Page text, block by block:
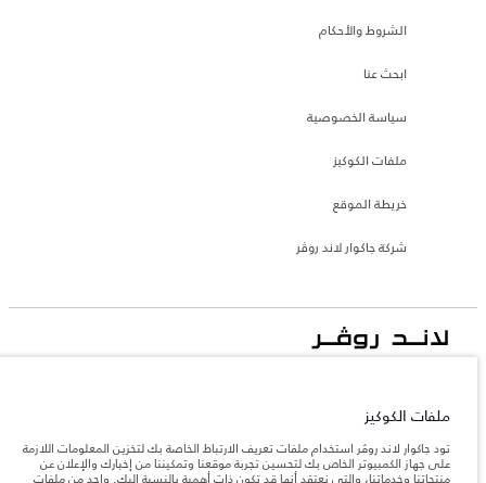
الشروط والأحكام
ابحث عنا
سياسة الخصوصية
ملفات الكوكيز
خريطة الموقع
شركة جاكوار لاند روڤر
العناصر المثبتة بعد نقطة التصنيع في الحمولة. تأكد من عدم تجاوز الوزن الإجمالي للسيارة
والحد الأقصى لأحمال المحور عند تحميل السيارة بالإكسسوارات والركاب والسوائل والوقود
والحمولة.
ملفات الكوكيز
تود جاكوار لاند روڤر استخدام ملفات تعريف الارتباط الخاصة بك لتخزين المعلومات اللازمة
على جهاز الكمبيوتر الخاص بك لتحسين تجربة موقعنا وتمكيننا من إخبارك والإعلان عن
منتجاتنا وخدماتنا، والتي نعتقد أنها قد تكون ذات أهمية بالنسبة إليك. واحد من ملفات